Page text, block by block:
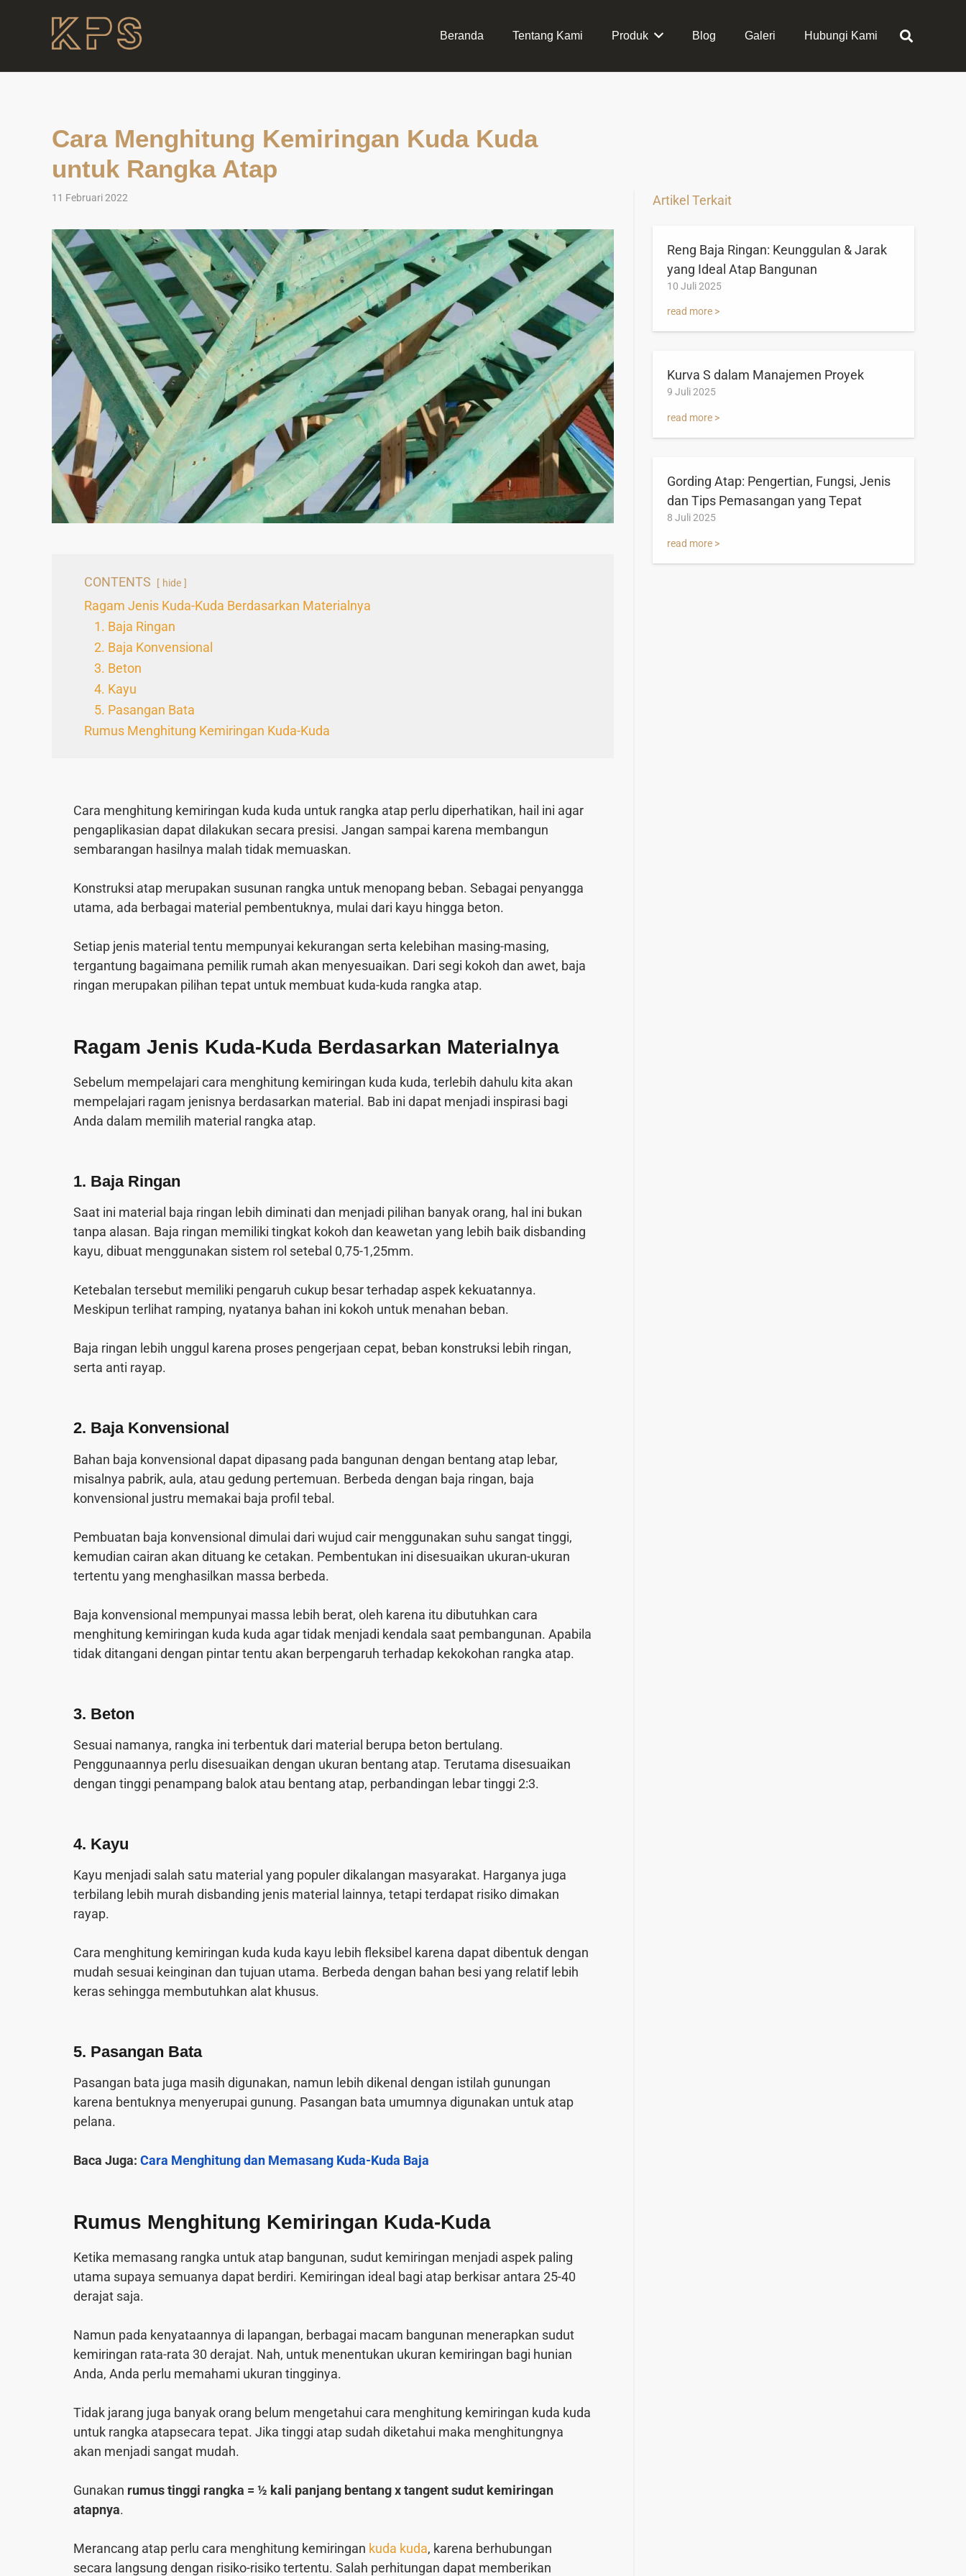
Beranda Tentang Kami Produk Blog Galeri Hubungi Kami
Cara Menghitung Kemiringan Kuda Kuda
untuk Rangka Atap
11 Februari 2022
CONTENTS hide
Ragam Jenis Kuda-Kuda Berdasarkan Materialnya
1. Baja Ringan
2. Baja Konvensional
3. Beton
4. Kayu
5. Pasangan Bata
Rumus Menghitung Kemiringan Kuda-Kuda
Cara menghitung kemiringan kuda kuda untuk rangka atap perlu diperhatikan, hail ini agar
pengaplikasian dapat dilakukan secara presisi. Jangan sampai karena membangun
sembarangan hasilnya malah tidak memuaskan.
Konstruksi atap merupakan susunan rangka untuk menopang beban. Sebagai penyangga
utama, ada berbagai material pembentuknya, mulai dari kayu hingga beton.
Setiap jenis material tentu mempunyai kekurangan serta kelebihan masing-masing,
tergantung bagaimana pemilik rumah akan menyesuaikan. Dari segi kokoh dan awet, baja
ringan merupakan pilihan tepat untuk membuat kuda-kuda rangka atap.
Ragam Jenis Kuda-Kuda Berdasarkan Materialnya
Sebelum mempelajari cara menghitung kemiringan kuda kuda, terlebih dahulu kita akan
mempelajari ragam jenisnya berdasarkan material. Bab ini dapat menjadi inspirasi bagi
Anda dalam memilih material rangka atap.
1. Baja Ringan
Saat ini material baja ringan lebih diminati dan menjadi pilihan banyak orang, hal ini bukan
tanpa alasan. Baja ringan memiliki tingkat kokoh dan keawetan yang lebih baik disbanding
kayu, dibuat menggunakan sistem rol setebal 0,75-1,25mm.
Ketebalan tersebut memiliki pengaruh cukup besar terhadap aspek kekuatannya.
Meskipun terlihat ramping, nyatanya bahan ini kokoh untuk menahan beban.
Baja ringan lebih unggul karena proses pengerjaan cepat, beban konstruksi lebih ringan,
serta anti rayap.
2. Baja Konvensional
Bahan baja konvensional dapat dipasang pada bangunan dengan bentang atap lebar,
misalnya pabrik, aula, atau gedung pertemuan. Berbeda dengan baja ringan, baja
konvensional justru memakai baja profil tebal.
Pembuatan baja konvensional dimulai dari wujud cair menggunakan suhu sangat tinggi,
kemudian cairan akan dituang ke cetakan. Pembentukan ini disesuaikan ukuran-ukuran
tertentu yang menghasilkan massa berbeda.
Baja konvensional mempunyai massa lebih berat, oleh karena itu dibutuhkan cara
menghitung kemiringan kuda kuda agar tidak menjadi kendala saat pembangunan. Apabila
tidak ditangani dengan pintar tentu akan berpengaruh terhadap kekokohan rangka atap.
3. Beton
Sesuai namanya, rangka ini terbentuk dari material berupa beton bertulang.
Penggunaannya perlu disesuaikan dengan ukuran bentang atap. Terutama disesuaikan
dengan tinggi penampang balok atau bentang atap, perbandingan lebar tinggi 2:3.
4. Kayu
Kayu menjadi salah satu material yang populer dikalangan masyarakat. Harganya juga
terbilang lebih murah disbanding jenis material lainnya, tetapi terdapat risiko dimakan
rayap.
Cara menghitung kemiringan kuda kuda kayu lebih fleksibel karena dapat dibentuk dengan
mudah sesuai keinginan dan tujuan utama. Berbeda dengan bahan besi yang relatif lebih
keras sehingga membutuhkan alat khusus.
5. Pasangan Bata
Pasangan bata juga masih digunakan, namun lebih dikenal dengan istilah gunungan
karena bentuknya menyerupai gunung. Pasangan bata umumnya digunakan untuk atap
pelana.
Baca Juga: Cara Menghitung dan Memasang Kuda-Kuda Baja
Rumus Menghitung Kemiringan Kuda-Kuda
Ketika memasang rangka untuk atap bangunan, sudut kemiringan menjadi aspek paling
utama supaya semuanya dapat berdiri. Kemiringan ideal bagi atap berkisar antara 25-40
derajat saja.
Namun pada kenyataannya di lapangan, berbagai macam bangunan menerapkan sudut
kemiringan rata-rata 30 derajat. Nah, untuk menentukan ukuran kemiringan bagi hunian
Anda, Anda perlu memahami ukuran tingginya.
Tidak jarang juga banyak orang belum mengetahui cara menghitung kemiringan kuda kuda
untuk rangka atapsecara tepat. Jika tinggi atap sudah diketahui maka menghitungnya
akan menjadi sangat mudah.
Gunakan rumus tinggi rangka = ½ kali panjang bentang x tangent sudut kemiringan
atapnya.
Merancang atap perlu cara menghitung kemiringan kuda kuda, karena berhubungan
secara langsung dengan risiko-risiko tertentu. Salah perhitungan dapat memberikan
Artikel Terkait
Reng Baja Ringan: Keunggulan & Jarak
yang Ideal Atap Bangunan
10 Juli 2025
read more >
Kurva S dalam Manajemen Proyek
9 Juli 2025
read more >
Gording Atap: Pengertian, Fungsi, Jenis
dan Tips Pemasangan yang Tepat
8 Juli 2025
read more >